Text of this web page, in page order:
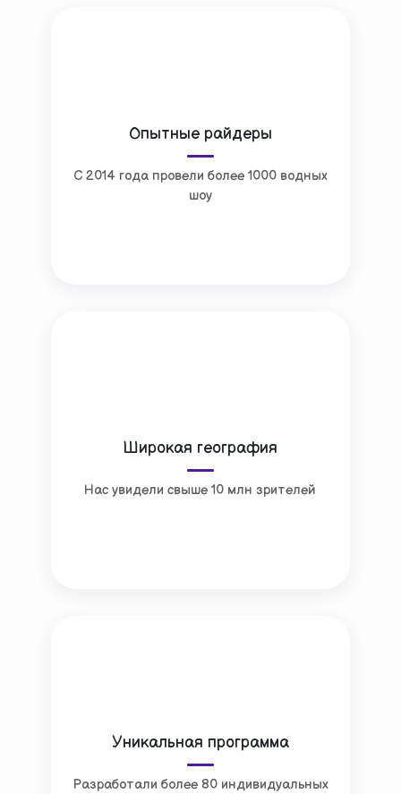
Опытные райдеры
С 2014 года провели более 1000 водных
шоу
Широкая география
Нас увидели свыше 10 млн зрителей
Уникальная программа
Разработали более 80 индивидуальных